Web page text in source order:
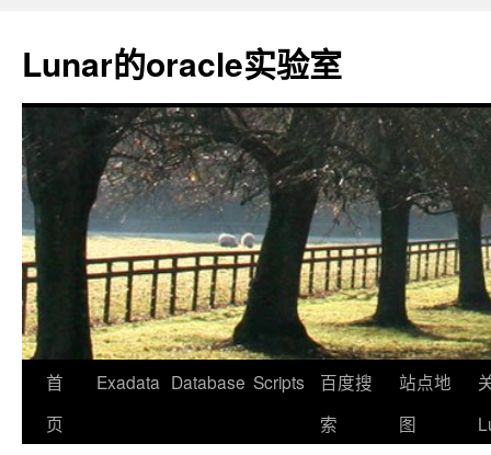
Lunar的oracle实验室
首
页
Exadata Database Scripts
百度搜
索
站点地
图